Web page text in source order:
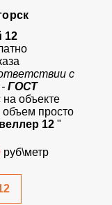
12
с
ГОСТ
объекте
просто
12 "
руб\метр